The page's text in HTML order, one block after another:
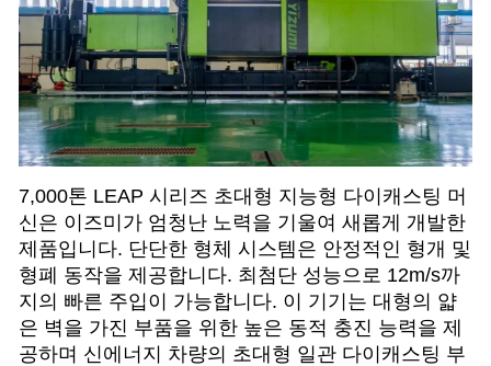
7,000톤 LEAP 시리즈 초대형 지능형 다이캐스팅 머
신은 이즈미가 엄청난 노력을 기울여 새롭게 개발한
제품입니다. 단단한 형체 시스템은 안정적인 형개 및
형폐 동작을 제공합니다. 최첨단 성능으로 12m/s까
지의 빠른 주입이 가능합니다. 이 기기는 대형의 얇
은 벽을 가진 부품을 위한 높은 동적 충진 능력을 제
공하며 신에너지 차량의 초대형 일관 다이캐스팅 부